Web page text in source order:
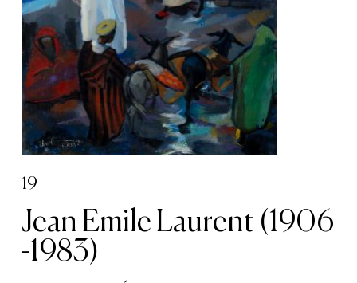
19
Jean Emile Laurent (1906
-1983)